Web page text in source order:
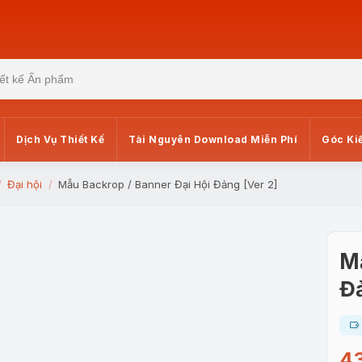
Dịch Vụ Thiết Kế Tài Nguyên Download Miễn Phí Góc
Đại hội Mẫu Backrop / Banner Đại Hội Đảng [Ver 2]